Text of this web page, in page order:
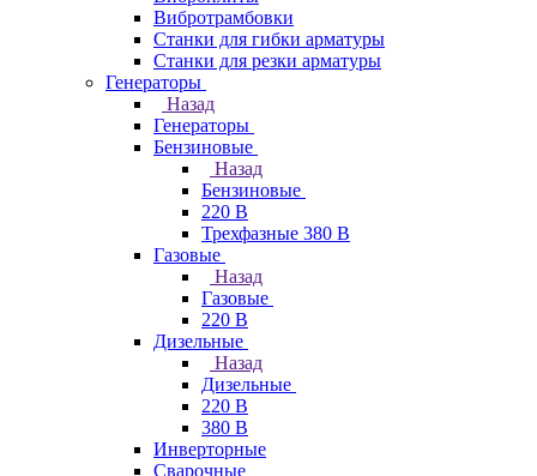
Вибротрамбовки
Станки для гибки арматуры
Станки для резки арматуры
Генераторы
Назад
Генераторы
Бензиновые
Назад
Бензиновые
220 В
Трехфазные 380 В
Газовые
Назад
Газовые
220 В
Дизельные
Назад
Дизельные
220 В
380 В
Инверторные
Сварочные